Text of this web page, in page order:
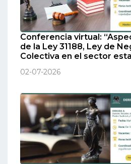
Conferencia virtual:
de la Ley 31188, Ley de
Colectiva en el sector
02-07-2026